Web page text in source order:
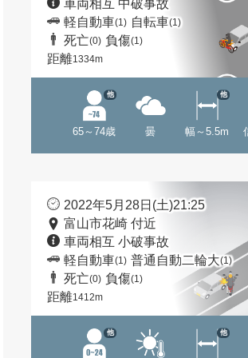
車両相互 中破事故
軽自動車(1) 自転車(1)
死亡(0) 負傷(1)
距離1334m
65～74歳
他
曇 幅～5.5m
他
2022年5月28日(土)21:25
富山市花崎 付近
車両相互 小破事故
軽自動車(1) 普通自動二輪大(1)
死亡(0) 負傷(1)
距離1412m
他 他